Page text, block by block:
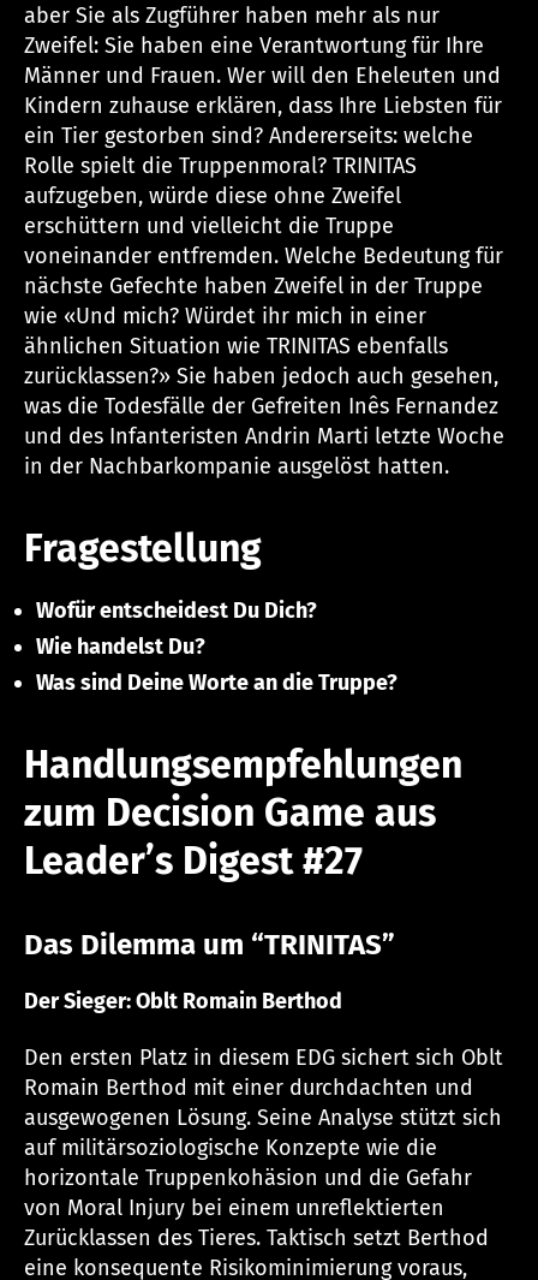
aber Sie als Zugführer haben mehr als nur
Zweifel: Sie haben eine Verantwortung für Ihre
Männer und Frauen. Wer will den Eheleuten und
Kindern zuhause erklären, dass Ihre Liebsten für
ein Tier gestorben sind? Andererseits: welche
Rolle spielt die Truppenmoral? TRINITAS
aufzugeben, würde diese ohne Zweifel
erschüttern und vielleicht die Truppe
voneinander entfremden. Welche Bedeutung für
nächste Gefechte haben Zweifel in der Truppe
wie «Und mich? Würdet ihr mich in einer
ähnlichen Situation wie TRINITAS ebenfalls
zurücklassen?» Sie haben jedoch auch gesehen,
was die Todesfälle der Gefreiten Inês Fernandez
und des Infanteristen Andrin Marti letzte Woche
in der Nachbarkompanie ausgelöst hatten.
Fragestellung
Wofür entscheidest Du Dich?
Wie handelst Du?
Was sind Deine Worte an die Truppe?
Handlungsempfehlungen
zum Decision Game aus
Leader’s Digest #27
Das Dilemma um “TRINITAS”
Der Sieger: Oblt Romain Berthod
Den ersten Platz in diesem EDG sichert sich Oblt
Romain Berthod mit einer durchdachten und
ausgewogenen Lösung. Seine Analyse stützt sich
auf militärsoziologische Konzepte wie die
horizontale Truppenkohäsion und die Gefahr
von Moral Injury bei einem unreflektierten
Zurücklassen des Tieres. Taktisch setzt Berthod
eine konsequente Risikominimierung voraus,